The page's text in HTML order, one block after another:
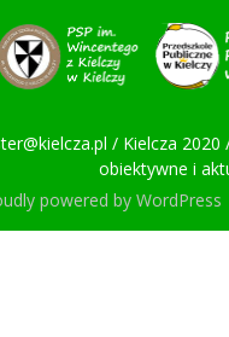
/ Kielcza
obiektywne i
powered by WordPress